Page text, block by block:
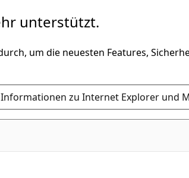
unterstützt.
um die neuesten Features,
zu Internet Explorer und